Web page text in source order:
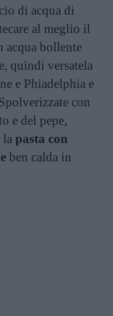
di acqua di
al meglio il
acqua bollente
quindi versatela
e Phiadelphia e
con
e del pepe,
la pasta con
ben calda in